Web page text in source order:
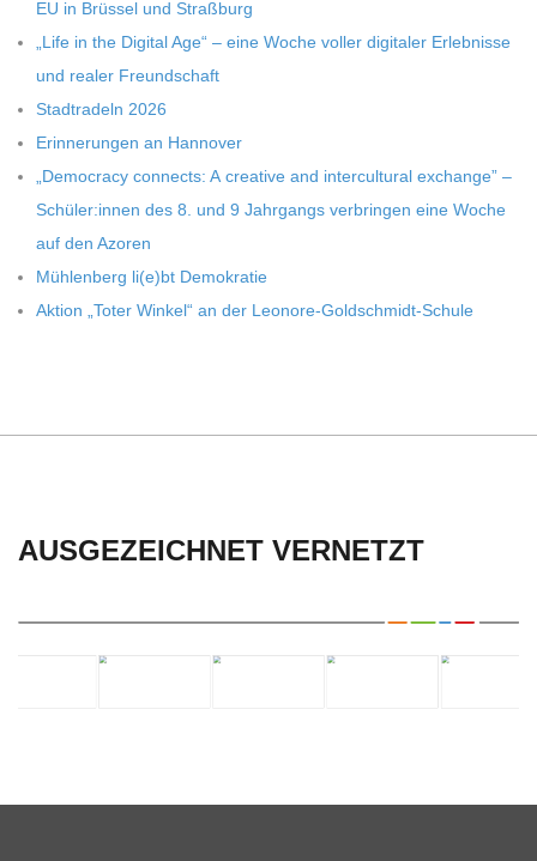
EU in Brüs­sel und Straßburg
„Life in the Digi­tal Age“ – eine Woche vol­ler digi­ta­ler Erleb­nisse
und rea­ler Freundschaft
Stadt­ra­deln 2026
Erin­ne­run­gen an Hannover
„Demo­cracy con­nects: A crea­tive and inter­cul­tu­ral exch­ange” –
Schüler:innen des 8. und 9 Jahr­gangs ver­brin­gen eine Woche
auf den Azoren
Müh­len­berg li(e)bt Demokratie
Aktion „Toter Win­kel“ an der Leonore-Goldschmidt-Schule
AUSGEZEICHNET VERNETZT